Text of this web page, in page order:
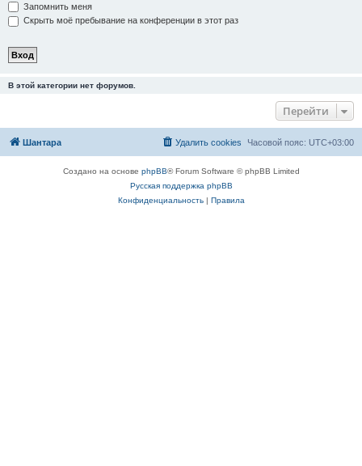
Запомнить меня
Скрыть моё пребывание на конференции в этот раз
В этой категории нет форумов.
Перейти
Шантара Часовой пояс: UTC+03:00
Удалить cookies
Создано на основе phpBB® Forum Software © phpBB Limited
Русская поддержка phpBB
Конфиденциальность| Правила